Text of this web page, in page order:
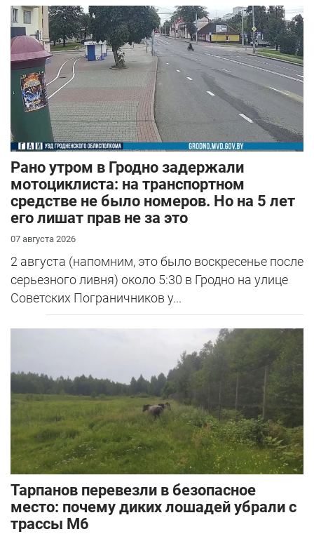
Рано утром в Гродно задержали
мотоциклиста: на транспортном
средстве не было номеров. Но на 5 лет
его лишат прав не за это
07 августа 2026
2 августа (напомним, это было воскресенье после
серьезного ливня) около 5:30 в Гродно на улице
Советских Пограничников у...
Тарпанов перевезли в безопасное
место: почему диких лошадей убрали с
трассы М6